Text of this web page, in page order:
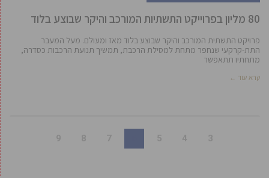
80 מליון בפרוייקט התשתיות המורכב והיקר שבוצע בלוד
פרויקט התשתית המורכב והיקר שבוצע בלוד מאז ומעולם. מעל המעבר
התת-קרקעי שנחפר מתחת למסילת הרכבת, תמשיך תנועת הרכבות כסדרה,
מתחתיו תתאפשר
קרא עוד ←
3
4
5
7
8
9